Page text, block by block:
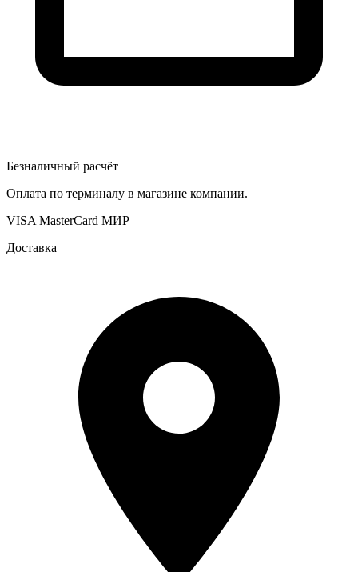
Безналичный расчёт
Оплата по терминалу в магазине компании.
VISA MasterCard МИР
Доставка